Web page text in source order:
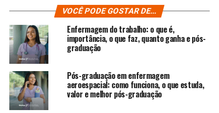
VOCÊ PODE GOSTAR DE...
Enfermagem do trabalho: o que é,
importância, o que faz, quanto ganha e pós-
graduação
Pós-graduação em enfermagem
aeroespacial: como funciona, o que estuda,
valor e melhor pós-graduação